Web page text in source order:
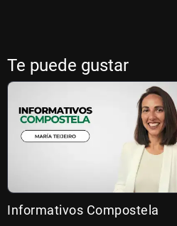
Te puede gustar
Informativos Compostela